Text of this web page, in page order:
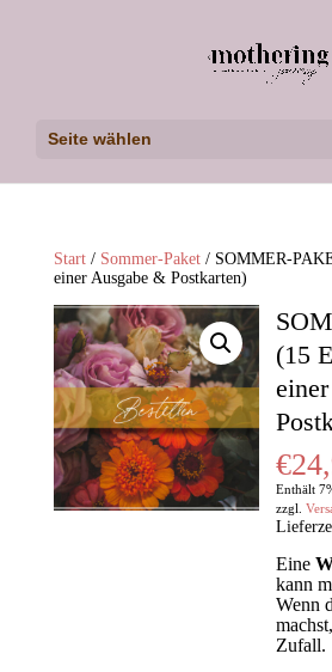
Seite wählen
Start/ Sommer-Paket/ SOMMER-
einer Ausgabe & Postkarten)
(15
€
Enthält
zzgl.
Eine
kann
Wenn
Zufall.